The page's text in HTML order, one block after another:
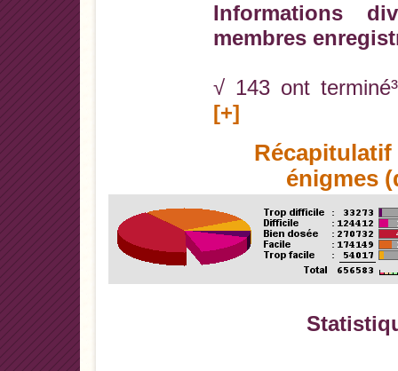
Informations
membres
√ 143 ont
[+]
Récapitulatif
énigmes